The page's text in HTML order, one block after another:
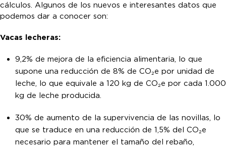
cálculos. Algunos de los nuevos e interesantes datos que
podemos dar a conocer son:
Vacas lecheras:
9,2% de mejora de la eficiencia alimentaria, lo que
supone una reducción de 8% de CO₂e por unidad de
leche, lo que equivale a 120 kg de CO₂e por cada 1.000
kg de leche producida.
30% de aumento de la supervivencia de las novillas, lo
que se traduce en una reducción de 1,5% del CO₂e
necesario para mantener el tamaño del rebaño,